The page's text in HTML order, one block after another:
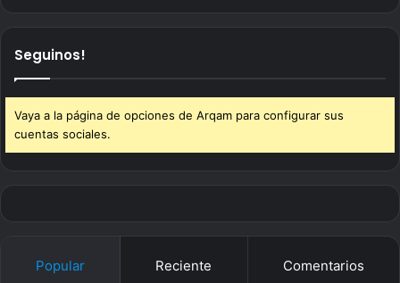
Seguinos!
Vaya a la página de opciones de Arqam para configurar sus
cuentas sociales.
Popular Reciente Comentarios